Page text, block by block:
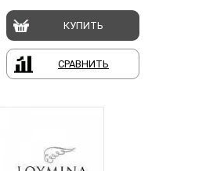
КУПИТЬ
СРАВНИТЬ